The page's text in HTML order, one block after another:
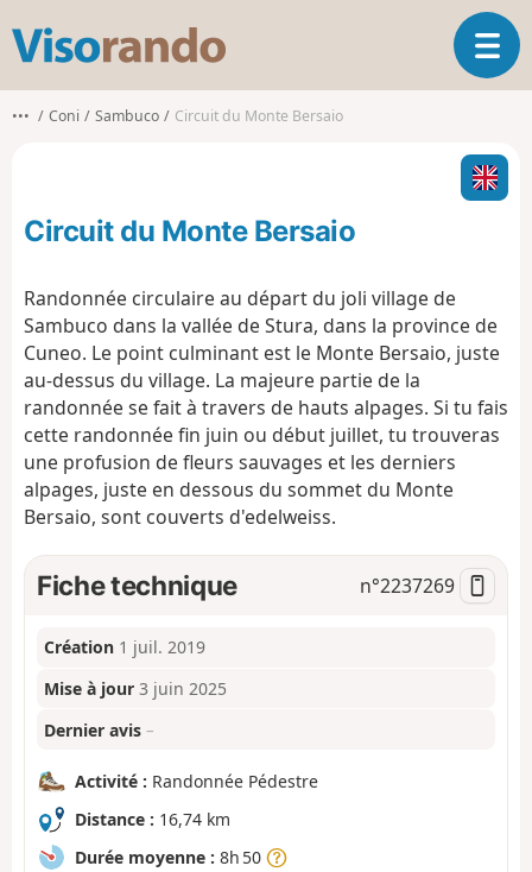
s
o
o
O
u
i
r
l
i
g
t
i
••• Coni Sambuco Circuit du Monte Bersaio
Circuit du Monte Bersaio
Randonnée circulaire au départ du joli village de
Sambuco dans la vallée de Stura, dans la province de
Cuneo. Le point culminant est le Monte Bersaio, juste
au-dessus du village. La majeure partie de la
randonnée se fait à travers de hauts alpages. Si tu fais
cette randonnée fin juin ou début juillet, tu trouveras
une profusion de fleurs sauvages et les derniers
alpages, juste en dessous du sommet du Monte
Bersaio, sont couverts d'edelweiss.
Fiche technique n°2237269
Création 1 juil. 2019
Mise à jour 3 juin 2025
Dernier avis –
Activité : Randonnée Pédestre
Distance : 16,74 km
Durée moyenne : 8h 50